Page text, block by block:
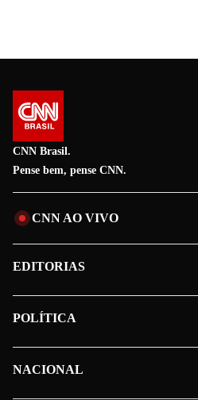
CNN Brasil.
Pense bem, pense CNN.
CNN AO VIVO
EDITORIAS
POLÍTICA
NACIONAL